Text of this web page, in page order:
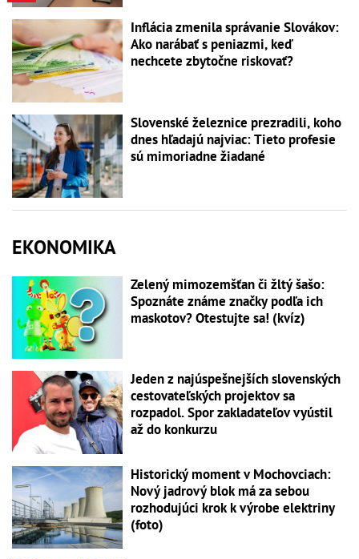
Inflácia zmenila správanie Slovákov:
Ako narábať s peniazmi, keď
nechcete zbytočne riskovať?
Slovenské železnice prezradili, koho
dnes hľadajú najviac: Tieto profesie
sú mimoriadne žiadané
EKONOMIKA
Zelený mimozemšťan či žltý šašo:
Spoznáte známe značky podľa ich
maskotov? Otestujte sa! (kvíz)
Jeden z najúspešnejších slovenských
cestovateľských projektov sa
rozpadol. Spor zakladateľov vyústil
až do konkurzu
Historický moment v Mochovciach:
Nový jadrový blok má za sebou
rozhodujúci krok k výrobe elektriny
(foto)